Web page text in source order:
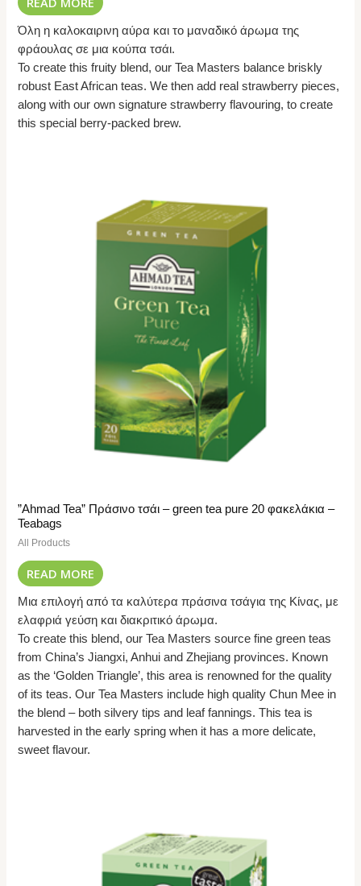
Όλη η καλοκαιρινη αύρα και το μαναδικό άρωμα της
φράουλας σε μια κούπα τσάι.
To create this fruity blend, our Tea Masters balance briskly
robust East African teas. We then add real strawberry pieces,
along with our own signature strawberry flavouring, to create
this special berry-packed brew.
”Ahmad Tea” Πράσινο τσάι – green tea pure 20 φακελάκια –
Teabags
All Products
READ MORE
Μια επιλογή από τα καλύτερα πράσινα τσάγια της Κίνας, με
ελαφριά γεύση και διακριτικό άρωμα.
To create this blend, our Tea Masters source fine green teas
from China’s Jiangxi, Anhui and Zhejiang provinces. Known
as the ‘Golden Triangle’, this area is renowned for the quality
of its teas. Our Tea Masters include high quality Chun Mee in
the blend – both silvery tips and leaf fannings. This tea is
harvested in the early spring when it has a more delicate,
sweet flavour.